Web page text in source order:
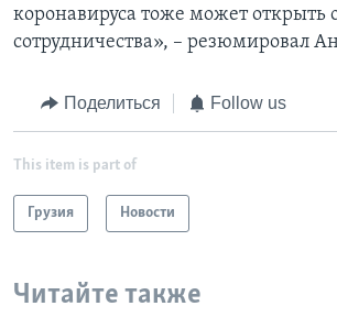
коронавируса тоже может открыть
сотрудничества», – резюмировал
Поделиться Follow us
This item is part of
Грузия Новости
Читайте также